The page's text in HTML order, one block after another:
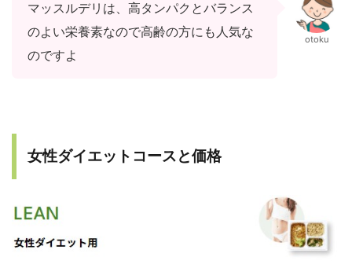
マッスルデリは、高タンパクとバランス
のよい栄養素なので高齢の方にも人気な
のですよ
otoku
女性ダイエットコースと価格